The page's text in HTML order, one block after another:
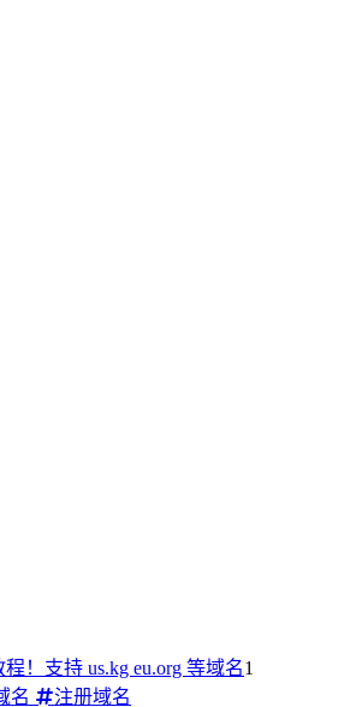
！支持 us.kg eu.org 等域名1
名 注册域名